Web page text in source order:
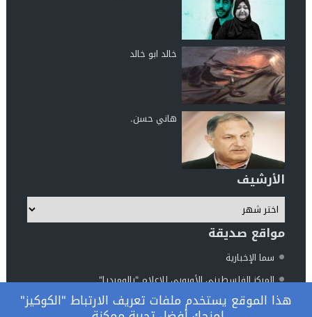
خالد ابو خالد
هاني حسن.
الأرشيف
مواقع صديقة
سما الإخبارية
المركز الفلسطيني الأوروبي للإعلام "بالوميديا"
مركز الناطور للدراسات والأبحاث
هذا الموقع يستخدم ملفات تعريف الارتباط "الكوكيز"